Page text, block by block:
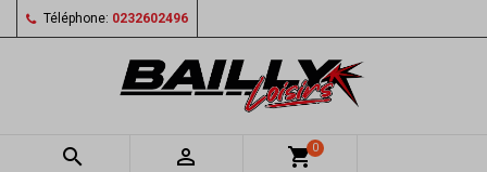
Téléphone: 0232602496
  shopping_cart0